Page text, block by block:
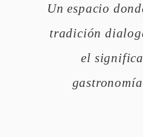
Un espacio
tradición
el